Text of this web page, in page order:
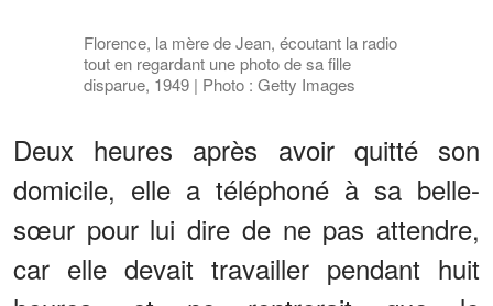
Florence, la mère de Jean, écoutant la radio
tout en regardant une photo de sa fille
disparue, 1949 | Photo : Getty Images
Deux heures après avoir quitté son
domicile, elle a téléphoné à sa belle-
sœur pour lui dire de ne pas attendre,
car elle devait travailler pendant huit